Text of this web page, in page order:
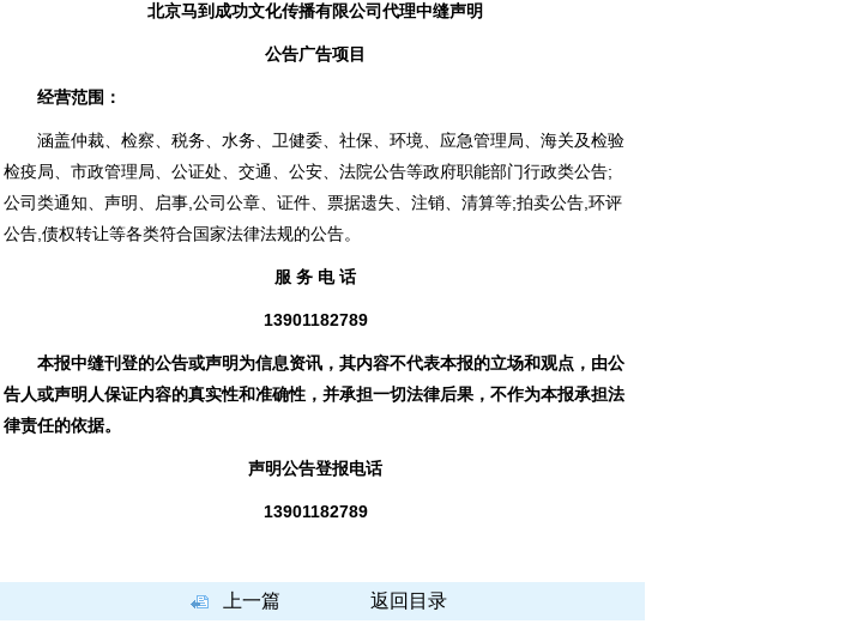
北京马到成功文化传播有限公司代理中缝声明
公告广告项目
经营范围：
涵盖仲裁、检察、税务、水务、卫健委、社保、环境、应急管理局、海关及检验
检疫局、市政管理局、公证处、交通、公安、法院公告等政府职能部门行政类公告;
公司类通知、声明、启事,公司公章、证件、票据遗失、注销、清算等;拍卖公告,环评
公告,债权转让等各类符合国家法律法规的公告。
服 务 电 话
13901182789
本报中缝刊登的公告或声明为信息资讯，其内容不代表本报的立场和观点，由公
告人或声明人保证内容的真实性和准确性，并承担一切法律后果，不作为本报承担法
律责任的依据。
声明公告登报电话
13901182789
上一篇 返回目录